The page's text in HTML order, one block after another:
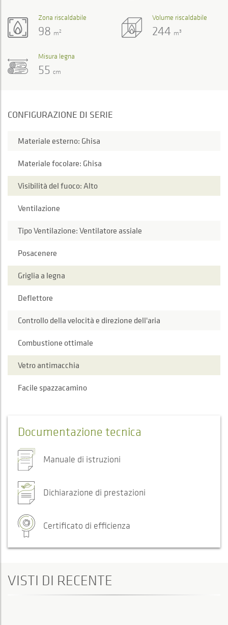
Volume riscaldabile
244 m3
Zona riscaldabile
98 m2
Misura legna
55 cm
CONFIGURAZIONE DI SERIE
Materiale esterno: Ghisa
Materiale focolare: Ghisa
Visibilità del fuoco: Alto
Ventilazione
Tipo Ventilazione: Ventilatore assiale
Posacenere
Griglia a legna
Deflettore
Controllo della velocità e direzione dell'aria
Combustione ottimale
Vetro antimacchia
Facile spazzacamino
Documentazione tecnica
Manuale di istruzioni
Dichiarazione di prestazioni
Certificato di efficienza
VISTI DI RECENTE